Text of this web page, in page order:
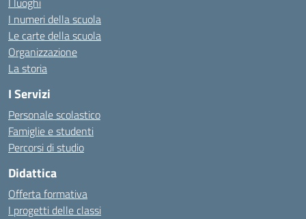
I numeri della scuola
Le carte della scuola
Organizzazione
La storia
I Servizi
Personale scolastico
Famiglie e studenti
Percorsi di studio
Didattica
Offerta formativa
I progetti delle classi